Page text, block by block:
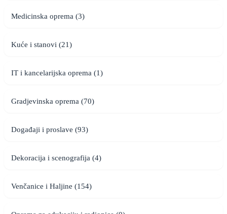
Medicinska oprema (3)
Kuće i stanovi (21)
IT i kancelarijska oprema (1)
Gradjevinska oprema (70)
Događaji i proslave (93)
Dekoracija i scenografija (4)
Venčanice i Haljine (154)